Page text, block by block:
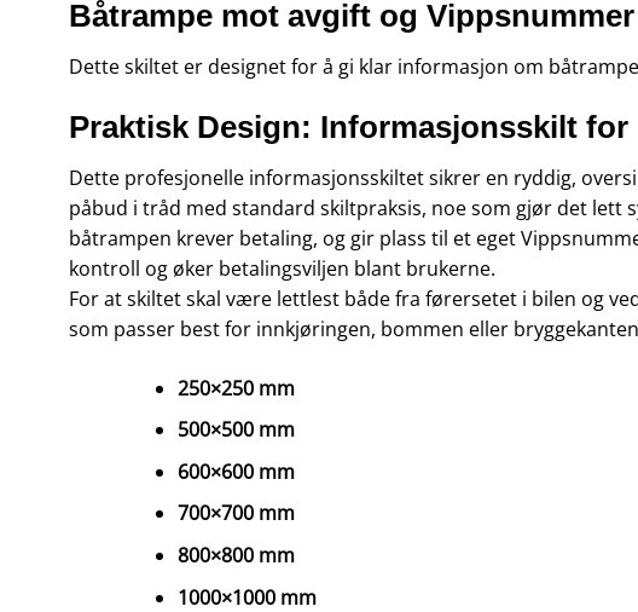
Båtrampe mot avgift og
Dette skiltet er designet for å gi klar informasjon om
Praktisk Design: Informasjonsskilt
Dette profesjonelle informasjonsskiltet sikrer en ryddig,
påbud i tråd med standard skiltpraksis, noe som gjør det
båtrampen krever betaling, og gir plass til et eget
kontroll og øker betalingsviljen blant brukerne.
For at skiltet skal være lettlest både fra førersetet i bilen og
som passer best for innkjøringen, bommen eller
250×250 mm
500×500 mm
600×600 mm
700×700 mm
800×800 mm
1000×1000 mm